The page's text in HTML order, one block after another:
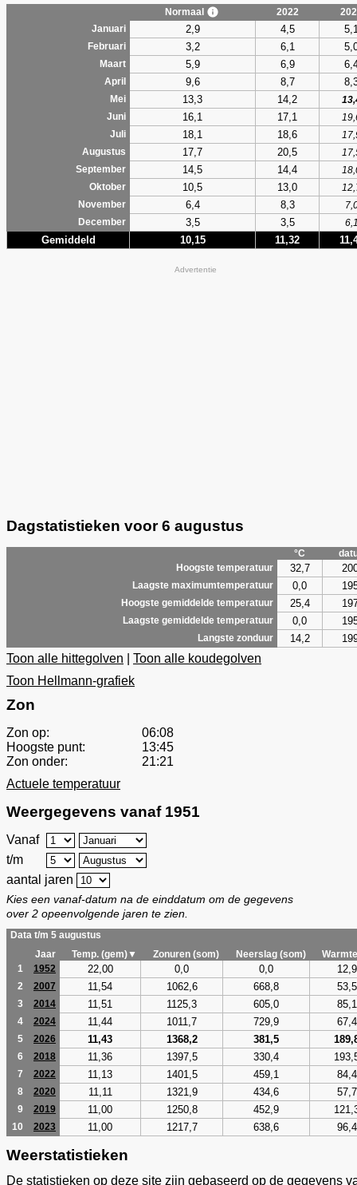
Normaal 2022
Januari
2,9 4,5
Februari 3,2 6,1
Maart 5,9 6,9
April 9,6 8,7
Mei 13,3 14,2
Juni
16,1 17,1
Juli
18,1 18,6
Augustus
17,7 20,5
September
14,5 14,4
Oktober
10,5 13,0
November
6,4 8,3
December
3,5 3,5
Gemiddeld 10,15 11,32
Advertentie
Dagstatistieken voor 6 augustus
°C
Hoogste temperatuur
32,7
Laagste maximumtemperatuur 0,0
Hoogste gemiddelde temperatuur 25,4
Laagste gemiddelde temperatuur 0,0
Langste zonduur 14,2
Toon alle hittegolven
Toon alle koudegolven
Toon Hellmann-grafiek
Zon
Zon op:
06:08
Hoogste punt:
13:45
Zon onder:
21:21
Actuele temperatuur
Weergegevens vanaf 1951
Vanaf
t/m
aantal jaren
Kies een vanaf-datum na de einddatum om de gegevens
over 2 opeenvolgende jaren te zien.
Data t/m 5 augustus
Jaar
Temp. (gem)▼ Zonuren (som) Neerslag (som)
1
1952 22,00 0,0 0,0 12,9
2 2007 11,54 1062,6 668,8 53,5
3 2014 11,51 1125,3 605,0 85,1
4 2024 11,44 1011,7 729,9 67,4
5 2026 11,43 1368,2 381,5
6 2018 11,36 1397,5 330,4
7 2022 11,13 1401,5 459,1 84,4
8 2020 11,11 1321,9 434,6 57,7
9 2019 11,00 1250,8 452,9
10 2023 11,00 1217,7 638,6 96,4
Weerstatistieken
De statistieken op deze site zijn gebaseerd op de gegevens